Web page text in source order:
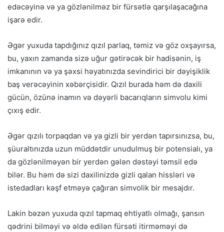
edəcəyinə və ya gözlənilməz bir fürsətlə qarşılaşacağına
işarə edir.
Əgər yuxuda tapdığınız qızıl parlaq, təmiz və göz oxşayırsa,
bu, yaxın zamanda sizə uğur gətirəcək bir hadisənin, iş
imkanının və ya şəxsi həyatınızda sevindirici bir dəyişiklik
baş verəcəyinin xəbərçisidir. Qızıl burada həm də daxili
gücün, özünə inamın və dəyərli bacarıqların simvolu kimi
çıxış edir.
Əgər qızılı torpaqdan və ya gizli bir yerdən tapırsınızsa, bu,
şüuraltınızda uzun müddətdir unudulmuş bir potensialı, ya
da gözlənilməyən bir yerdən gələn dəstəyi təmsil edə
bilər. Bu həm də sizi daxilinizdə gizli qalan hissləri və
istedadları kəşf etməyə çağıran simvolik bir mesajdır.
Lakin bəzən yuxuda qızıl tapmaq ehtiyatlı olmağı, şansın
qədrini bilməyi və əldə edilən fürsəti itirməməyi də